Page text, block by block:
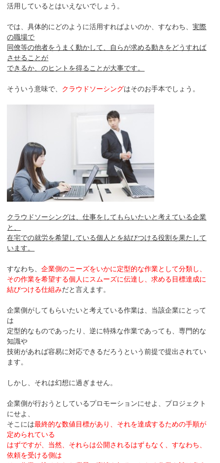
活用しているとはいえないでしょう。
では、具体的にどのように活用すればよいのか、すなわち、実際
の職場で
同僚等の他者をうまく動かして、自らが求める動きをどうすれば
させることが
できるか、のヒントを得ることが大事です。
そういう意味で、 クラウドソーシングはそのお手本でしょう。
クラウドソーシングは、仕事をしてもらいたいと考えている企業
と、
在宅での就労を希望している個人とを結びつける役割を果たして
います。
すなわち、企業側のニーズをいかに定型的な作業として分類し、
その作業を希望する個人にスムーズに伝達し、求める目標達成に
結びつける仕組みだと言えます。
企業側がしてもらいたいと考えている作業は、当該企業にとって
は
定型的なものであったり、逆に特殊な作業であっても、専門的な
知識や
技術があれば容易に対応できるだろうという前提で提出されてい
ます。
しかし、それは幻想に過ぎません。
企業側が行おうとしているプロモーションにせよ、プロジェクト
にせよ、
そこには最終的な数値目標があり、それを達成するための手順が
定められている
はずですが、当然、それらは公開されるはずもなく、すなわち、
依頼を受ける側は